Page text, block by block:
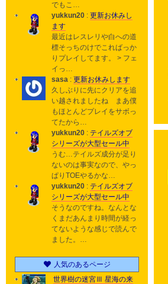
でもこ…
yukkun20 : 更新お休みし
ます
最近はレスレリや白への道
標そっちのけでこればっか
りプレイしてます。 > フェ
イっ…
sasa : 更新お休みします
久しぶりに先にクリアを追
い越されましたね まあ僕
もほとんどプレイをサボっ
てたから…
yukkun20 : テイルズオブ
シリーズが大型セール中
うむ…テイルズ成分が足り
ないのは事実なので、やっ
ぱりTOEやるかな…
yukkun20 : テイルズオブ
シリーズが大型セール中
そうなのですね。なんとな
くまだあんまり時間が経っ
てないような感じで読んで
ました。…
人気のあるページ
世界樹の迷宮Ⅲ 星海の来